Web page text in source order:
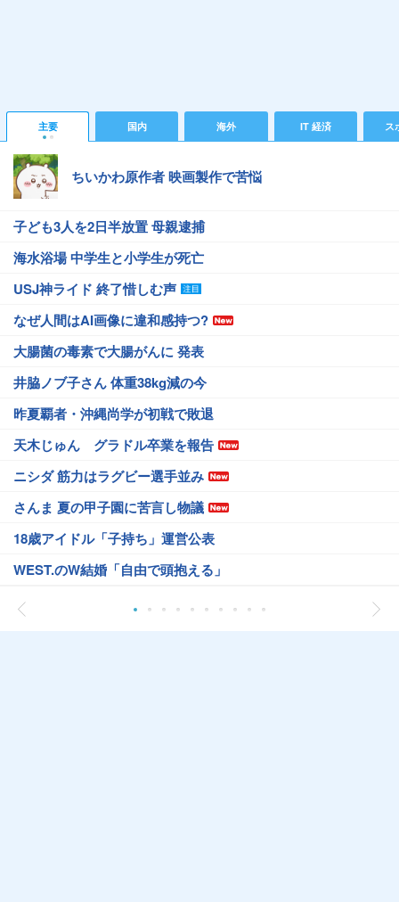
主要 国内 海外 IT 経済 ス
ちいかわ原作者 映画製作で苦悩
子ども3人を2日半放置 母親逮捕
海水浴場 中学生と小学生が死亡
USJ神ライド 終了惜しむ声
なぜ人間はAI画像に違和感持つ?
大腸菌の毒素で大腸がんに 発表
井脇ノブ子さん 体重38kg減の今
昨夏覇者・沖縄尚学が初戦で敗退
天木じゅん グラドル卒業を報告
ニシダ 筋力はラグビー選手並み
さんま 夏の甲子園に苦言し物議
18歳アイドル「子持ち」運営公表
WEST.のW結婚「自由で頭抱える」